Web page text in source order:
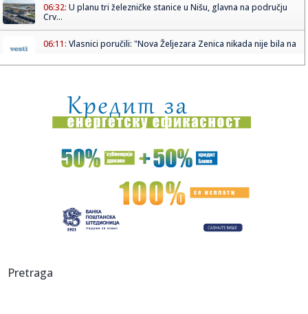
06:32: U planu tri železničke stanice u Nišu, glavna na području
Crv...
06:11: Vlasnici poručili: "Nova Željezara Zenica nikada nije bila na
06:11:Alarm iz Doboja: Procjedne vode iz deponije završavaju u
rijeci ...
06:01:Streljaštvo: Pančevac Aleksa Rakonjac osvojio zlato i
srebro na...
Рецепт дана: Паста са фета сиром и ...
01:21:Mercedes-AMG GT 53 4-Door Coupe
Pretraga